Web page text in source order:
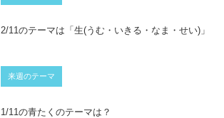
2/11のテーマは「生(うむ・いきる・なま・せい)」
来週のテーマ
1/11の青たくのテーマは？